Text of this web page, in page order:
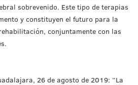
sobrevenido. Este tipo de terapias
y constituyen el futuro para la
conjuntamente con las
26 de agosto de 2019: “La